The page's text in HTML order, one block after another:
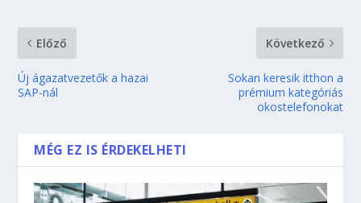
Előző
Új ágazatvezetők a hazai
SAP-nál
Következő
Sokan keresik itthon a
prémium kategóriás
okostelefonokat
MÉG EZ IS ÉRDEKELHETI